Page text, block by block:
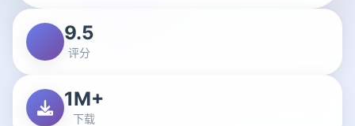
9.5
评分
1M+
下载